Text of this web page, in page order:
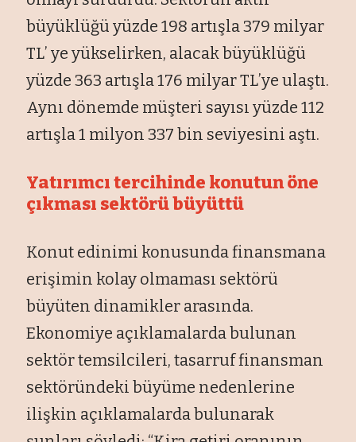
büyüklüğü yüzde 198 artışla 379 milyar
TL’ ye yükselirken, alacak büyüklüğü
yüzde 363 artışla 176 milyar TL’ye ulaştı.
Aynı dönemde müşteri sayısı yüzde 112
artışla 1 milyon 337 bin seviyesini aştı.
Yatırımcı tercihinde konutun öne
çıkması sektörü büyüttü
Konut edinimi konusunda finansmana
erişimin kolay olmaması sektörü
büyüten dinamikler arasında.
Ekonomiye açıklamalarda bulunan
sektör temsilcileri, tasarruf finansman
sektöründeki büyüme nedenlerine
ilişkin açıklamalarda bulunarak